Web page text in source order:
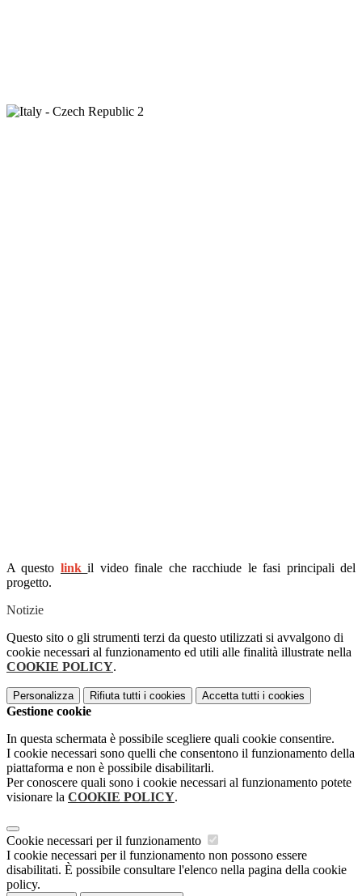
A questo linkil video finale che racchiude le fasi principali del
progetto.
Notizie
Questo sito o gli strumenti terzi da questo utilizzati si avvalgono di
cookie necessari al funzionamento ed utili alle finalità illustrate nella
COOKIE POLICY.
Personalizza Rifiuta tutti i cookies Accetta tutti i cookies
Gestione cookie
In questa schermata è possibile scegliere quali cookie consentire.
I cookie necessari sono quelli che consentono il funzionamento della
piattaforma e non è possibile disabilitarli.
Per conoscere quali sono i cookie necessari al funzionamento potete
visionare la COOKIE POLICY.
Cookie necessari per il funzionamento
I cookie necessari per il funzionamento non possono essere
disabilitati. È possibile consultare l'elenco nella pagina della cookie
policy.